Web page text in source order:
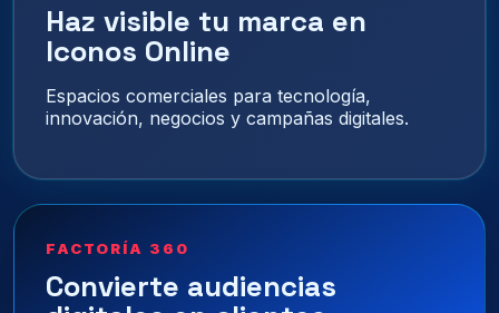
Haz visible tu marca en
Iconos Online
Espacios comerciales para tecnología,
innovación, negocios y campañas digitales.
FACTORÍA 360
Convierte audiencias